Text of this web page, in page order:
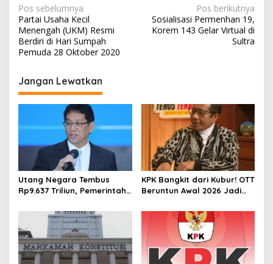
N
a
v
i
g
a
i
p
s
Pos sebelumnya
Partai Usaha Kecil
Menengah (UKM) Resmi
Berdiri di Hari Sumpah
Pemuda 28 Oktober 2020
Pos berikutnya
Sosialisasi Permenhan 19,
Korem 143 Gelar Virtual di
Sultra
Jangan Lewatkan
Utang Negara Tembus
Rp9.637 Triliun, Pemerintah
Hindari Krisis 1998 Terulang
KPK Bangkit dari Kubur! OTT
Beruntun Awal 2026 Jadi
Lawan Koruptor